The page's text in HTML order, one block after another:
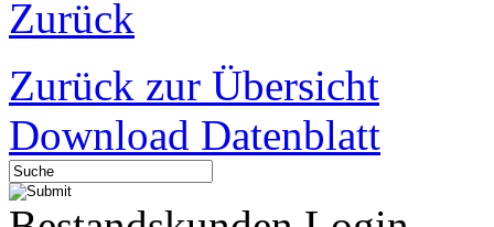
Zurück
Zurück zur Übersicht
Download Datenblatt